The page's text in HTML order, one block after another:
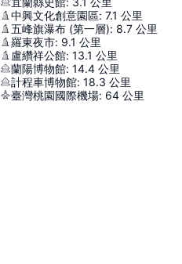
中興文化創意園區: 7.1 公里
五峰旗瀑布 (第一層): 8.7 公里
羅東夜市: 9.1 公里
盧纘祥公館: 13.1 公里
蘭陽博物館: 14.4 公里
計程車博物館: 18.3 公里
臺灣桃園國際機場: 64 公里